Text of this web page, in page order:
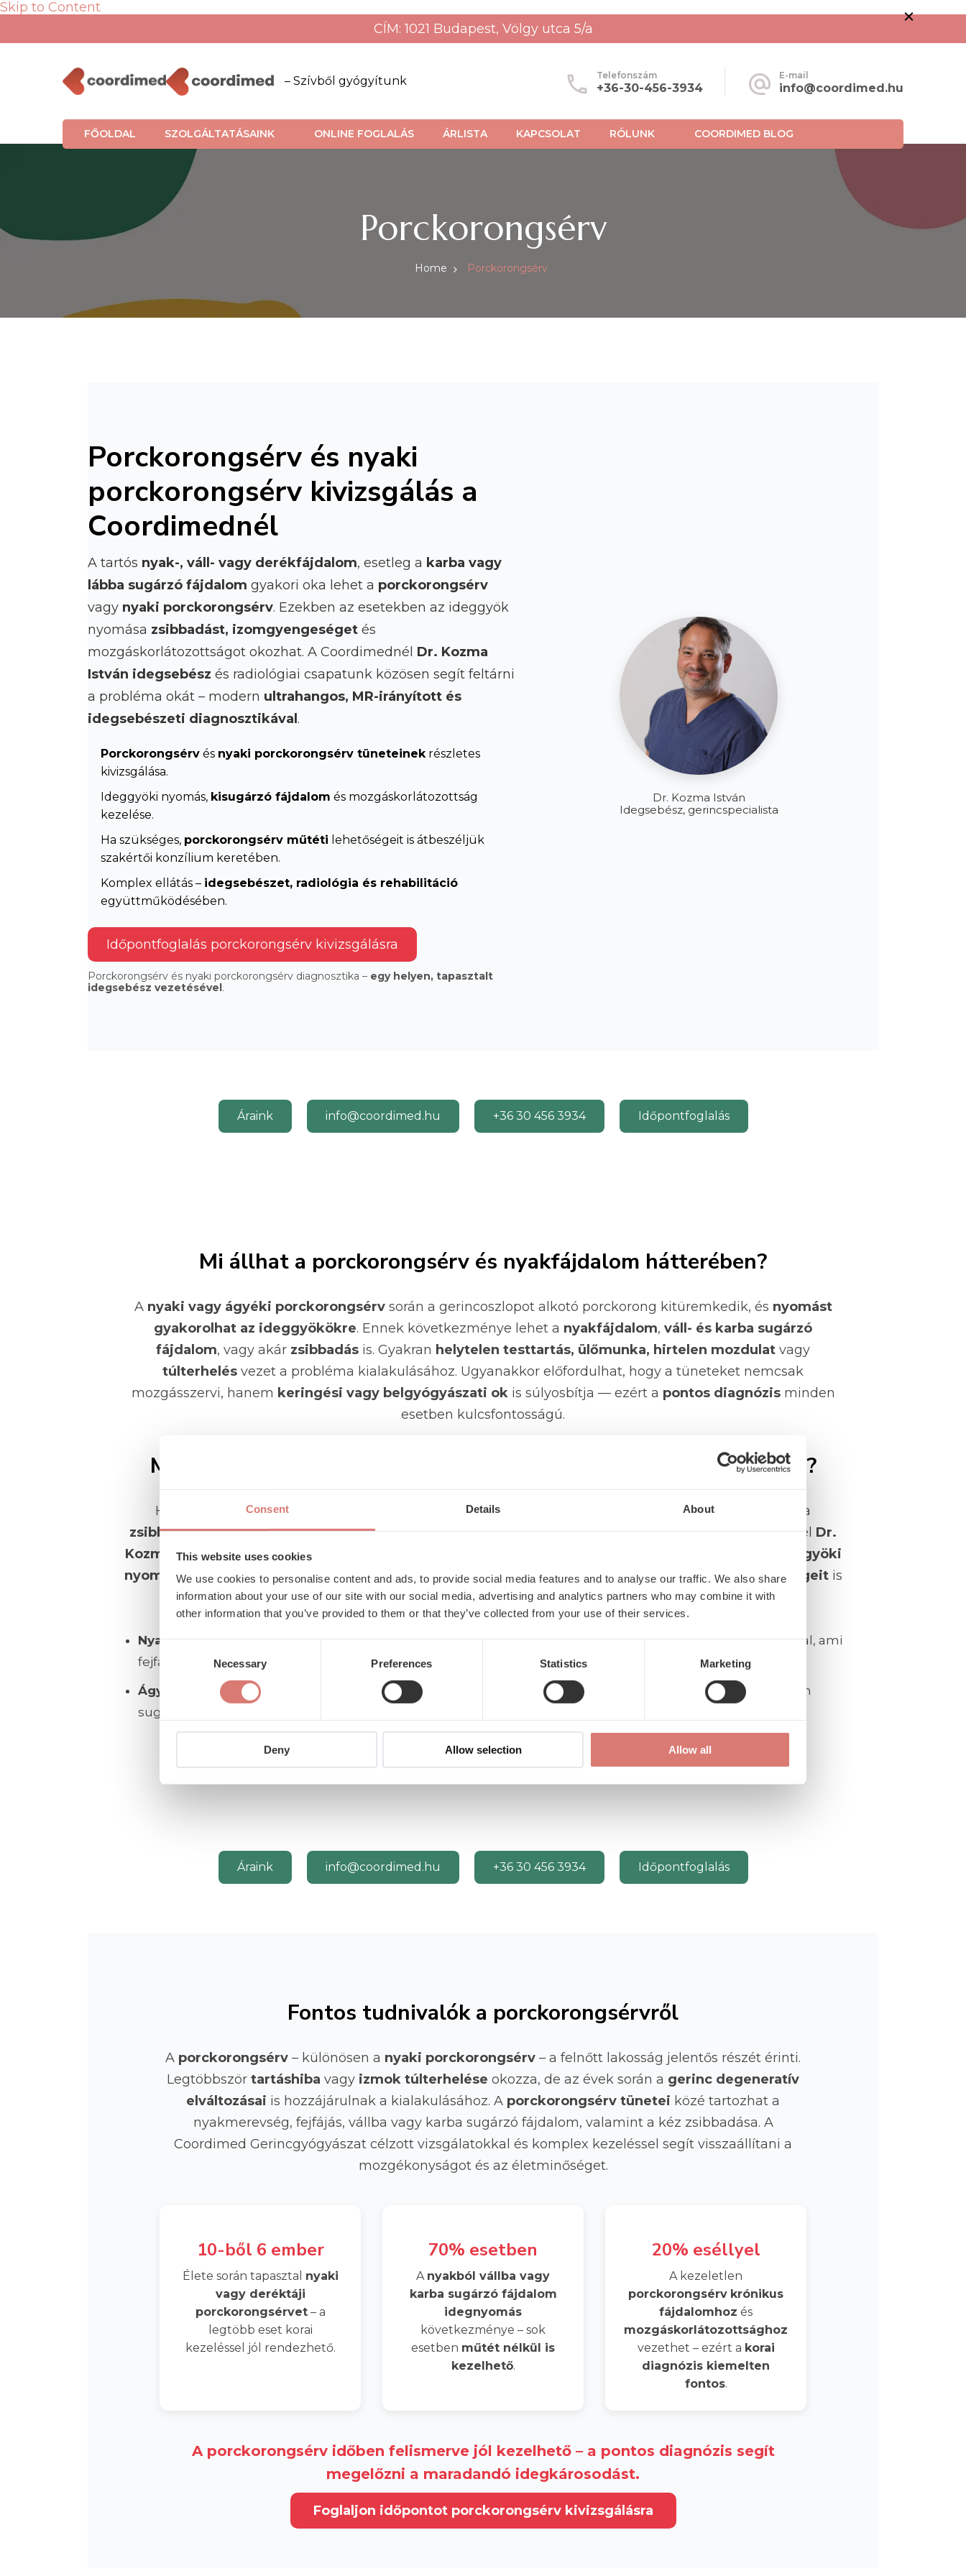
Consent Details About
This website uses cookies
We use cookies to personalise content and ads, to provide social media features and to analyse our traffic. We also share
information about your use of our site with our social media, advertising and analytics partners who may combine it with
other information that you’ve provided to them or that they’ve collected from your use of their services.
Consent
Selection
Necessary Preferences Statistics Marketing
Deny Allow selection Allow all
Skip to Content
CÍM: 1021 Budapest, Völgy utca 5/a
– Szívből gyógyítunk Telefonszám
+36-30-456-3934
E-mail
info@coordimed.hu
FŐOLDAL SZOLGÁLTATÁSAINK ONLINE FOGLALÁS ÁRLISTA KAPCSOLAT RÓLUNK COORDIMED BLOG
Porckorongsérv
Home Porckorongsérv
Porckorongsérv és nyaki
porckorongsérv kivizsgálás a
Coordimednél
A tartós nyak-, váll- vagy derékfájdalom, esetleg a karba vagy
lábba sugárzó fájdalom gyakori oka lehet a porckorongsérv
vagy nyaki porckorongsérv. Ezekben az esetekben az ideggyök
nyomása zsibbadást, izomgyengeséget és
mozgáskorlátozottságot okozhat. A Coordimednél Dr. Kozma
István idegsebész és radiológiai csapatunk közösen segít feltárni
a probléma okát – modern ultrahangos, MR-irányított és
idegsebészeti diagnosztikával .
Porckorongsérv és nyaki porckorongsérv tüneteinekrészletes
kivizsgálása.
Ideggyöki nyomás, kisugárzó fájdalom és mozgáskorlátozottság
kezelése.
Ha szükséges, porckorongsérv műtéti lehetőségeit is átbeszéljük
szakértői konzílium keretében.
Komplex ellátás – idegsebészet, radiológia és rehabilitáció
együttműködésében.
Időpontfoglalás porckorongsérv kivizsgálásra
Porckorongsérv és nyaki porckorongsérv diagnosztika – egy helyen, tapasztalt
idegsebész vezetésével.
Dr. Kozma István
Idegsebész, gerincspecialista
Áraink info@coordimed.hu +36 30 456 3934 Időpontfoglalás
Mi állhat a porckorongsérv és nyakfájdalom hátterében?
A nyaki vagy ágyéki porckorongsérvsorán a gerincoszlopot alkotó porckorong kitüremkedik, és nyomást
gyakorolhat az ideggyökökre. Ennek következménye lehet a nyakfájdalom, váll- és karba sugárzó
fájdalom, vagy akár zsibbadás is. Gyakran helytelen testtartás, ülőmunka, hirtelen mozdulat vagy
túlterhelés vezet a probléma kialakulásához. Ugyanakkor előfordulhat, hogy a tüneteket nemcsak
mozgásszervi, hanem keringési vagy belgyógyászati okis súlyosbítja — ezért a pontos diagnózisminden
esetben kulcsfontosságú.
Mikor érdemes porckorongsérv gyanújával szakorvoshoz fordulni?
Ha a nyak- vagy derékfájdalom több napja tart, hakisugárzik a vállba, karba vagy lábba
, illetve ha
zsibbadás vagy gyengeségis jelentkezik, mindenképp javasolt a . A Coordimednél Dr.
Kozma István idegsebészés a
porckorongsérv, ideggyöki
nyomásvagy más elváltozás okozza-e a panaszokat. Szükség eseténporckorongsérv műtéti lehetőségeitis
részletesen megbeszélik a pácienssel.
Nyaki porckorongsérv tünetei
fejfájás, vállba sugárzó fájdalom.
Ágyéki porckorongsérv
esetén – derékfájás, lábba
sugárzó fájdalom, zsibbadás.
Zsibbadás, izomgyengeség
– idegnyomásra utal, ami
gyors diagnózist igényel.
Empatikus szakembereink
segítenek a fájdalom
megtervezésében.
Áraink info@coordimed.hu +36 30 456 3934 Időpontfoglalás
Fontos tudnivalók a porckorongsérvről
A porckorongsérv – különösen a nyaki porckorongsérv – a felnőtt lakosság jelentős részét érinti.
Legtöbbször tartáshiba vagy izmok túlterhelése okozza, de az évek során a gerinc degeneratív
elváltozásai is hozzájárulnak a kialakulásához. A porckorongsérv tünetei közé tartozhat a
nyakmerevség, fejfájás, vállba vagy karba sugárzó fájdalom, valamint a kéz zsibbadása. A
Coordimed Gerincgyógyászat célzott vizsgálatokkal és komplex kezeléssel segít visszaállítani a
mozgékonyságot és az életminőséget.
10-ből 6 ember
Élete során tapasztal nyaki
vagy deréktáji
porckorongsérvet– a
legtöbb eset korai
kezeléssel jól rendezhető.
70% esetben
A nyakból vállba vagy
karba sugárzó fájdalom
idegnyomás
következménye – sok
esetben műtét nélkül is
kezelhető.
20% eséllyel
A kezeletlen
porckorongsérv krónikus
fájdalomhoz és
mozgáskorlátozottsághoz
vezethet – ezért a korai
diagnózis kiemelten
fontos.
A porckorongsérv időben felismerve jól kezelhető – a pontos diagnózis segít
megelőzni a maradandó idegkárosodást.
Foglaljon időpontot porckorongsérv kivizsgálásra